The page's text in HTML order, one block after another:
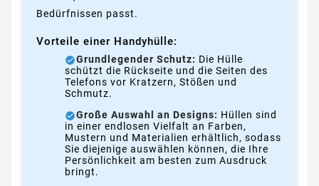
Bedürfnissen passt.
Vorteile einer Handyhülle:
Grundlegender Schutz: Die Hülle
schützt die Rückseite und die Seiten des
Telefons vor Kratzern, Stößen und
Schmutz.
Große Auswahl an Designs: Hüllen sind
in einer endlosen Vielfalt an Farben,
Mustern und Materialien erhältlich, sodass
Sie diejenige auswählen können, die Ihre
Persönlichkeit am besten zum Ausdruck
bringt.